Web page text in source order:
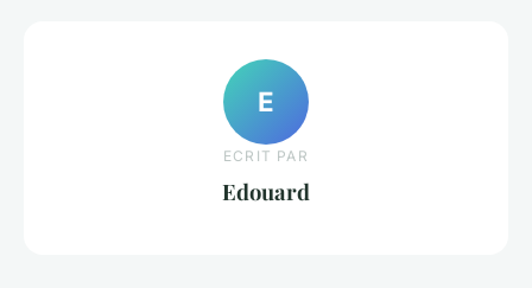
E
ECRIT PAR
Edouard